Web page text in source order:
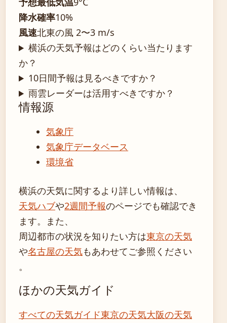
降水確率10%
風速北東の風 2〜3 m/s
横浜の天気予報はどのくらい当たります
か？
10日間予報は見るべきですか？
雨雲レーダーは活用すべきですか？
情報源
気象庁
気象庁データベース
環境省
横浜の天気に関するより詳しい情報は、
天気ハブや2週間予報のページでも確認でき
ます。また、
周辺都市の状況を知りたい方は東京の天気
や名古屋の天気もあわせてご参照ください
。
ほかの天気ガイド
すべての天気ガイド東京の天気大阪の天気